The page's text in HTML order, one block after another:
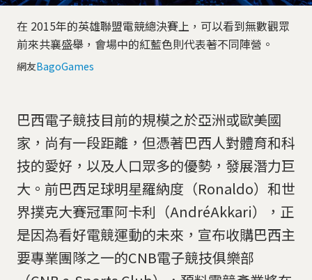
在 2015年的英雄聯盟電競總決賽上，可以看到無數觀眾
前來共襄盛舉，會場中的紅藍色則代表著不同陣營。
網友BagoGames
巴西電子競技目前的規模之於亞洲或歐美國
家，尚有一段距離，但憑著巴西人對體育和科
技的愛好，以及人口眾多的優勢，發展潛力巨
大。前巴西足球明星羅納度（Ronaldo）和世
界撲克大賽冠軍阿卡利（AndréAkkari），正
是因為看好電競運動的未來，宣布收購巴西主
要專業團隊之一的CNB電子競技俱樂部